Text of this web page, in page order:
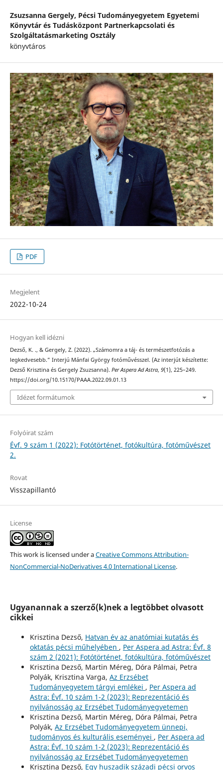
Zsuzsanna Gergely, Pécsi Tudományegyetem Egyetemi
Könyvtár és Tudásközpont Partnerkapcsolati és
Szolgáltatásmarketing Osztály
könyvtáros
PDF
Megjelent
2022-10-24
Hogyan kell idézni
Dezső, K. ., & Gergely, Z. (2022). „Számomra a táj- és természetfotózás a
legkedvesebb.” Interjú Mánfai György fotóművésszel. (Az interjút készítette:
Dezső Krisztina és Gergely Zsuzsanna). Per Aspera Ad Astra, 9(1), 225–249.
https://doi.org/10.15170/PAAA.2022.09.01.13
Idézet formátumok
Folyóirat szám
Évf. 9 szám 1 (2022): Fotótörténet, fotókultúra, fotóművészet
2.
Rovat
Visszapillantó
License
This work is licensed under aCreative Commons Attribution-
NonCommercial-NoDerivatives 4.0 International License.
Ugyanannak a szerző(k)nek a legtöbbet olvasott
cikkei
Krisztina Dezső, Hatvan év az anatómiai kutatás és
oktatás pécsi műhelyében , Per Aspera ad Astra: Évf. 8
szám 2 (2021): Fotótörténet, fotókultúra, fotóművészet
Krisztina Dezső, Martin Méreg, Dóra Pálmai, Petra
Polyák, Krisztina Varga, Az Erzsébet
Tudományegyetem tárgyi emlékei , Per Aspera ad
Astra: Évf. 10 szám 1-2 (2023): Reprezentáció és
nyilvánosság az Erzsébet Tudományegyetemen
Krisztina Dezső, Martin Méreg, Dóra Pálmai, Petra
Polyák, Az Erzsébet Tudományegyetem ünnepi,
tudományos és kulturális eseményei , Per Aspera ad
Astra: Évf. 10 szám 1-2 (2023): Reprezentáció és
nyilvánosság az Erzsébet Tudományegyetemen
Krisztina Dezső, Egy huszadik századi pécsi orvos